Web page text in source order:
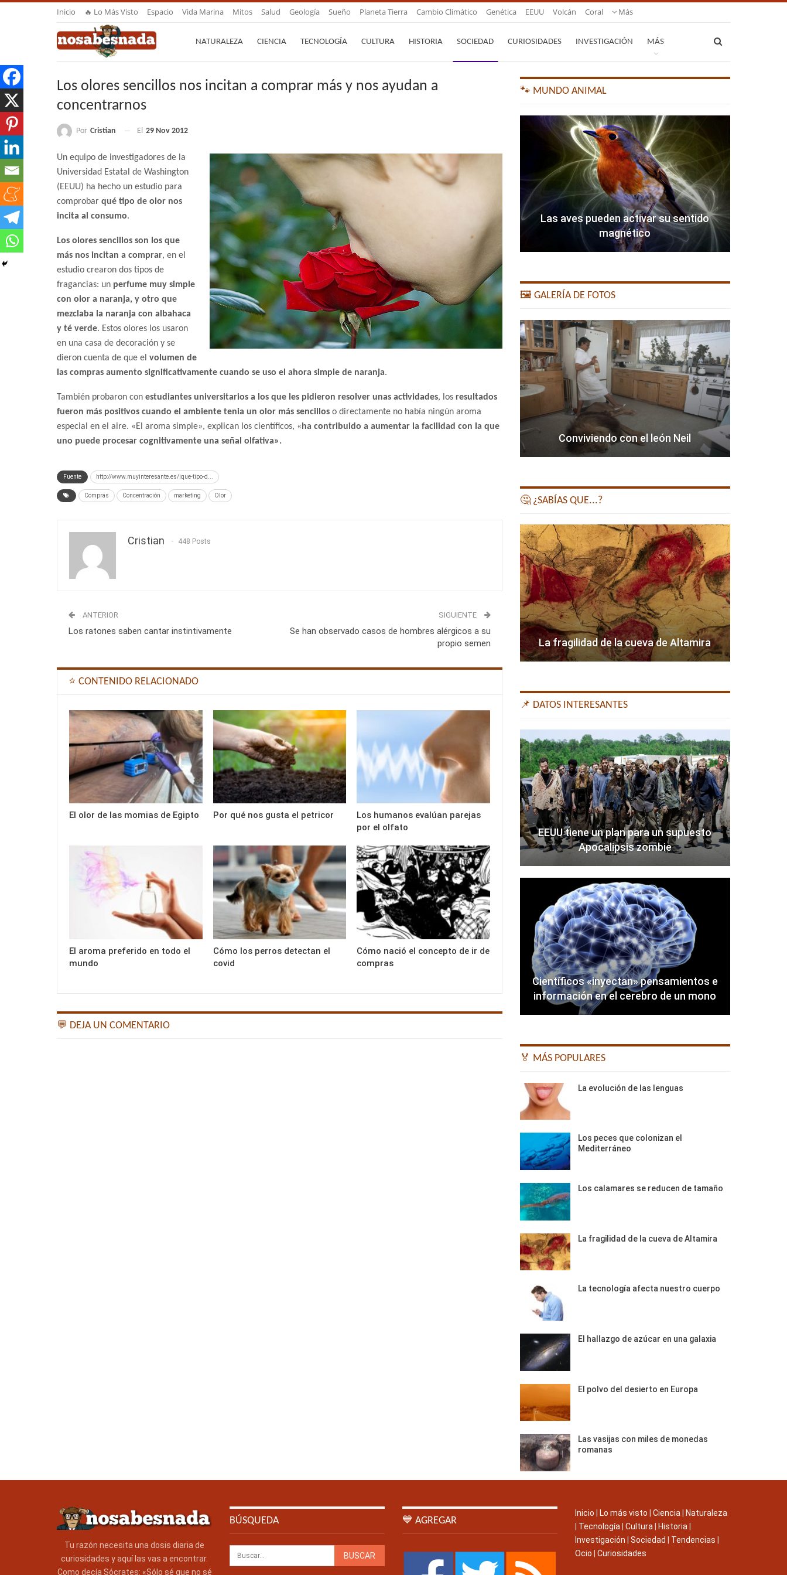
Inicio 🔥 Lo Más Visto Espacio Vida Marina Mitos Salud Geología Sueño Planeta Tierra Cambio Climático Genética EEUU Volcán Coral Más
NATURALEZA CIENCIA TECNOLOGÍA CULTURA HISTORIA SOCIEDAD CURIOSIDADES INVESTIGACIÓN MÁS
Los olores sencillos nos incitan a comprar más y nos ayudan a
concentrarnos
Por Cristian El 29 Nov 2012
Un equipo de investigadores de la
Universidad Estatal de Washington
(EEUU) ha hecho un estudio para
comprobar qué tipo de olor nos
incita al consumo.
Los olores sencillos son los que
más nos incitan a comprar, en el
estudio crearon dos tipos de
fragancias: un perfume muy simple
con olor a naranja, y otro que
mezclaba la naranja con albahaca
y té verde. Estos olores los usaron
en una casa de decoración y se
dieron cuenta de que el volumen de
las compras aumento significativamente cuando se uso el ahora simple de naranja.
También probaron con estudiantes universitarios a los que les pidieron resolver unas actividades, los resultados
fueron más positivos cuando el ambiente tenia un olor más sencillos o directamente no había ningún aroma
especial en el aire. «El aroma simple», explican los científicos, «ha contribuido a aumentar la facilidad con la que
uno puede procesar cognitivamente una señal olfativa».
Fuente http://www.muyinteresante.es/ique-tipo-d...
Compras Concentración marketing Olor
Cristian 448 Posts
ANTERIOR
Los ratones saben cantar instintivamente
SIGUIENTE
Se han observado casos de hombres alérgicos a su
propio semen
⭐ CONTENIDO RELACIONADO
El olor de las momias de Egipto Por qué nos gusta el petricor
Los humanos evalúan parejas
por el olfato
El aroma preferido en todo el
mundo
Cómo los perros detectan el
covid
Cómo nació el concepto de ir de
compras
💬 DEJA UN COMENTARIO
🐾 MUNDO ANIMAL
Las aves pueden activar su sentido
magnético
🖼️ GALERÍA DE FOTOS
Conviviendo con el león Neil
🤔 ¿SABÍAS QUE...?
La fragilidad de la cueva de Altamira
📌 DATOS INTERESANTES
EEUU tiene un plan para un supuesto
Apocalipsis zombie
Científicos «inyectan» pensamientos e
información en el cerebro de un mono
🏅 MÁS POPULARES
La evolución de las lenguas
Los peces que colonizan el
Mediterráneo
Los calamares se reducen de tamaño
La fragilidad de la cueva de Altamira
La tecnología afecta nuestro cuerpo
El hallazgo de azúcar en una galaxia
El polvo del desierto en Europa
Las vasijas con miles de monedas
romanas
Tu razón necesita una dosis diaria de
curiosidades y aquí las vas a encontrar.
Como decía Sócrates: «Sólo sé que no sé
BÚSQUEDA 💙 AGREGAR
Inicio Lo más visto Ciencia
Naturaleza
Tecnología Cultura Historia
Investigación
Sociedad Tendencias
Ocio
Curiosidades